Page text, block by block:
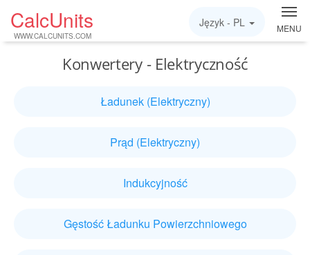
CalcUnits
WWW.CALCUNITS.COM
MENU
Język - PL
Konwertery - Elektryczność
Ładunek (Elektryczny)
Prąd (Elektryczny)
Indukcyjność
Gęstość Ładunku Powierzchniowego